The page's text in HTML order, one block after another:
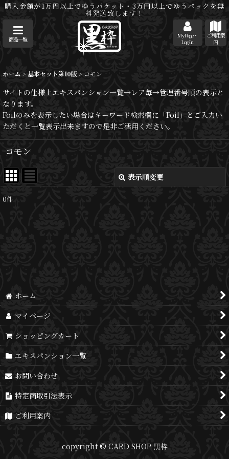
購入金額が1万円以上でゆうパケット・3万円以上でゆうパックを無
料発送致します！
商品一覧
MyPage・
Log-In
ご利用案
内
ホーム > 基本セット第10版> コモン
サイトの仕様上エキスパンション一覧→レア毎→管理番号順の表示と
なります。
Foilのみを表示したい場合はキーワード検索欄に「Foil」とご入力い
ただくと一覧表示出来ますので是非ご活用ください。
コモン
表示順変更
表示数
0件
ホーム
マイページ
ショッピングカート
エキスパンション一覧
お問い合わせ
特定商取引法表示
ご利用案内
copyright © CARD SHOP 黒枠